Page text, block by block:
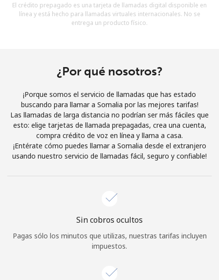
Al abrir una cuenta en este sitio web, estoy de acuerdo con
Términos y condiciones.
Únete
¡Hola!
El crédito prepagado es una tarjeta de llamadas digital disponible en
línea y está hecho para llamadas virtuales internacionales. No se
entrega un producto físico.
¿Por qué nosotros?
¡Porque somos el servicio de llamadas que has estado
buscando para llamar a Somalia por las mejores tarifas!
Las llamadas de larga distancia no podrían ser más fáciles que
esto: elige tarjetas de llamada prepagadas, crea una cuenta,
compra crédito de voz en línea y llama a casa.
¡Entérate cómo puedes llamar a Somalia desde el extranjero
usando nuestro servicio de llamadas fácil, seguro y confiable!
Sin cobros ocultos
Pagas sólo los minutos que utilizas, nuestras tarifas incluyen
impuestos.